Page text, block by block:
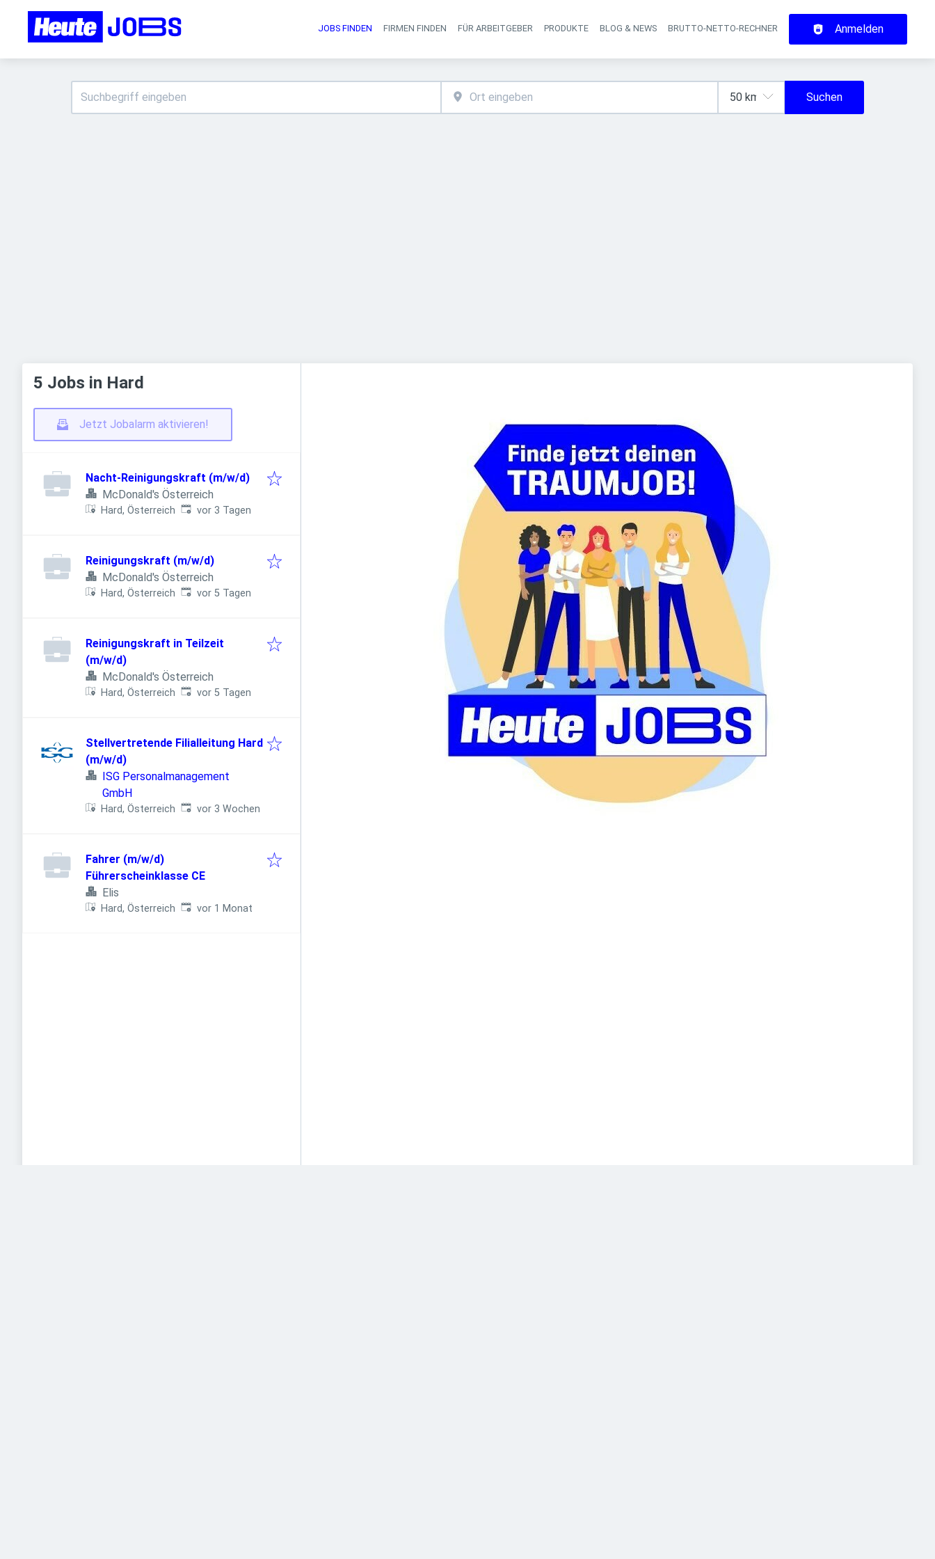
Haupt-Navigation
JOBS FINDEN FIRMEN FINDEN FÜR ARBEITGEBER PRODUKTE BLOG & NEWS BRUTTO-NETTO-RECHNER Anmelden
Suchen
5 Jobs in Hard
Jetzt Jobalarm aktivieren!
Nacht-Reinigungskraft (m/w/d)
McDonald's Österreich
Hard, Österreich Veröffentlicht:
vor 3 Tagen
Reinigungskraft (m/w/d)
McDonald's Österreich
Hard, Österreich Veröffentlicht:
vor 5 Tagen
Reinigungskraft in Teilzeit
(m/w/d)
McDonald's Österreich
Hard, Österreich Veröffentlicht:
vor 5 Tagen
Stellvertretende Filialleitung Hard
(m/w/d)
ISG Personalmanagement
GmbH
Hard, Österreich Veröffentlicht:
vor 3 Wochen
Fahrer (m/w/d)
Führerscheinklasse CE
Elis
Hard, Österreich Veröffentlicht:
vor 1 Monat